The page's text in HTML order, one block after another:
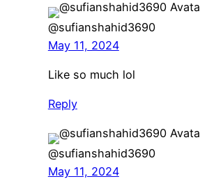
@sufianshahid3690
May 11, 2024
Like so much lol
Reply
@sufianshahid3690
May 11, 2024